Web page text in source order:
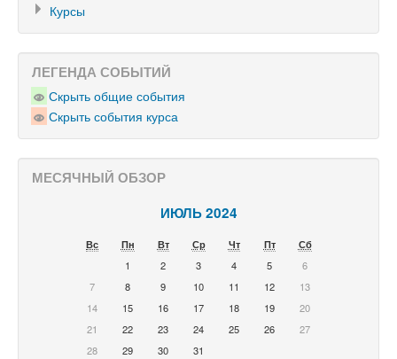
Курсы
ЛЕГЕНДА СОБЫТИЙ
Скрыть общие события
Скрыть события курса
МЕСЯЧНЫЙ ОБЗОР
ИЮЛЬ 2024
Вс Пн Вт Ср Чт Пт
Сб
1
2 3 4 5
6
7
8 9 10 11 12
13
14
15 16 17 18 19
20
21
22 23 24 25 26
27
28
29 30 31